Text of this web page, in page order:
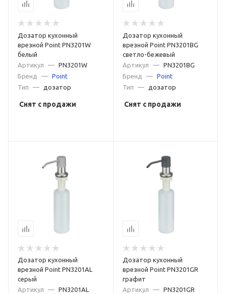
Дозатор кухонный
врезной Point PN3201W
белый
Артикул
— PN3201W
Бренд
— Point
Тип
— дозатор
Снят с продажи
Дозатор кухонный
врезной Point PN3201BG
светло-бежевый
Артикул
—
PN3201BG
Бренд
—
Point
Тип
— дозатор
Снят с продажи
Дозатор кухонный
врезной Point PN3201AL
серый
Артикул
— PN3201AL
Дозатор кухонный
врезной Point PN3201GR
графит
Артикул
—
PN3201GR